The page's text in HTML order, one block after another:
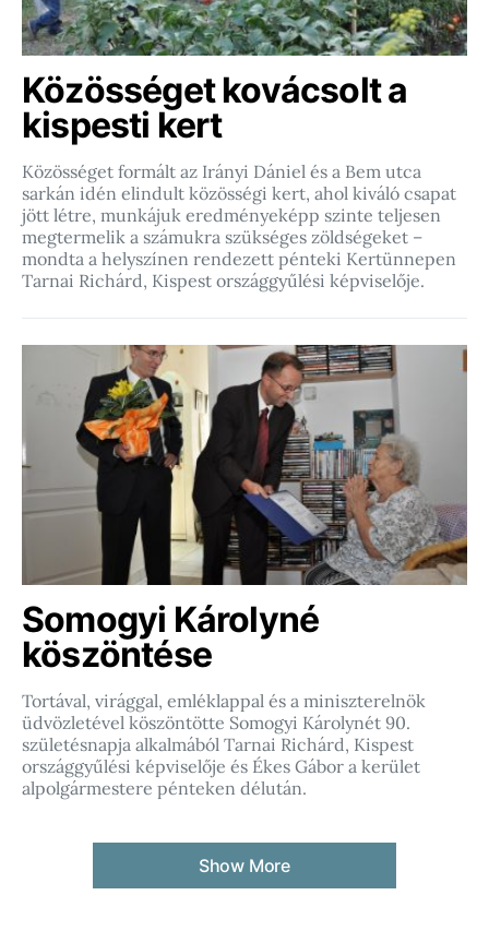
Közösséget kovácsolt a
kispesti kert
Közösséget formált az Irányi Dániel és a Bem utca
sarkán idén elindult közösségi kert, ahol kiváló csapat
jött létre, munkájuk eredményeképp szinte teljesen
megtermelik a számukra szükséges zöldségeket –
mondta a helyszínen rendezett pénteki Kertünnepen
Tarnai Richárd, Kispest országgyűlési képviselője.
Somogyi Károlyné
köszöntése
Tortával, virággal, emléklappal és a miniszterelnök
üdvözletével köszöntötte Somogyi Károlynét 90.
születésnapja alkalmából Tarnai Richárd, Kispest
országgyűlési képviselője és Ékes Gábor a kerület
alpolgármestere pénteken délután.
Show More